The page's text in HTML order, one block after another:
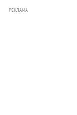
РЕКЛАМА